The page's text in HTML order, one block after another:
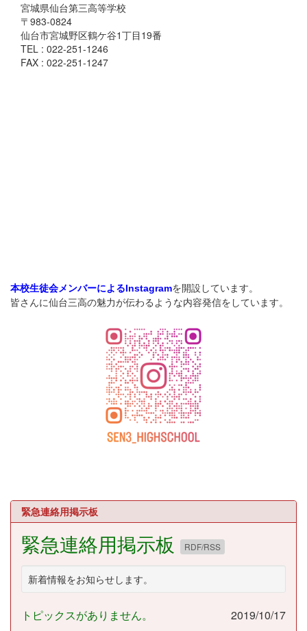
宮城県仙台第三高等学校
〒983-0824
仙台市宮城野区鶴ケ谷1丁目19番
TEL : 022-251-1246
FAX : 022-251-1247
本校生徒会メンバーによるInstagramを開設しています。
皆さんに仙台三高の魅力が伝わるような内容発信をしています。
緊急連絡用掲示板
緊急連絡用掲示板 RDF/RSS
新着情報をお知らせします。
トピックスがありません。 2019/10/17